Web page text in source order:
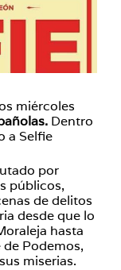
miércoles
Dentro
a Selfie
por
públicos,
de delitos
desde que lo
hasta
Podemos,
miserias.